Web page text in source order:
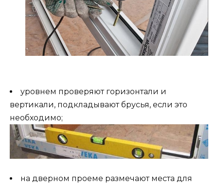
уровнем проверяют горизонтали и
вертикали, подкладывают брусья, если это
необходимо;
на дверном проеме размечают места для